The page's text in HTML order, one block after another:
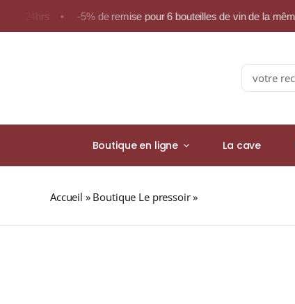
24hrs • -5% de remise pour 6 bouteilles de vin de la
Search
for:
Boutique en ligne La cave
Accueil » Boutique Le pressoir»